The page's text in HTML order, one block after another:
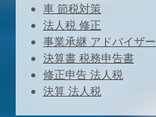
車 節税対策
法人税 修正
事業承継 アドバイザー
決算書 税務申告書
修正申告 法人税
決算 法人税